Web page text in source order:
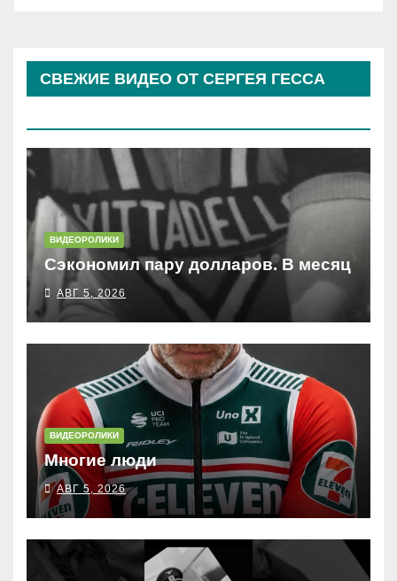
СВЕЖИЕ ВИДЕО ОТ СЕРГЕЯ ГЕССА
ВИДЕОРОЛИКИ
Сэкономил пару долларов. В месяц
АВГ 5, 2026
ВИДЕОРОЛИКИ
Многие люди
АВГ 5, 2026